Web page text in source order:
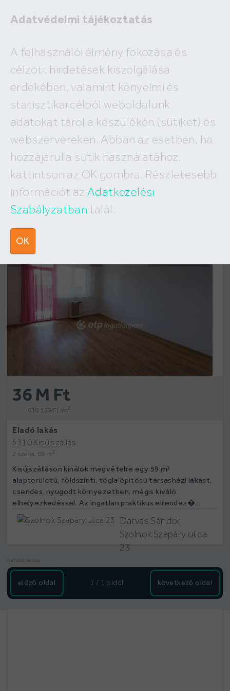
Adatvédelmi tájékoztatás
A felhasználói élmény fokozása és
célzott hirdetések kiszolgálása
érdekében, valamint kényelmi és
statisztikai célból weboldalunk
adatokat tárol a készülékén (sütiket) és
webszervereken. Abban az esetben, ha
hozzájárul a sütik használatához,
kattintson az OK gombra. Részletesebb
információt az Adatkezelési
Szabályzatban talál.
OK
Eladó
Kiadó
Kisújszállás ×
Budapest Megyék, városok
I. kerület
III. kerület
XI. kerület
XXII. kerület
IV. kerület
VI. kerület
VII. kerület
VIII. kerület
IX. kerület
X. kerület
XV. kerület
XVII. kerület
XVIII. kerület
XX. kerület
Keresés
Eladó Kisújszállási lakások
találat, megjelenítve
14
36 M Ft
610 169 Ft /m2
Eladó lakás
5310 Kisújszállás
2 szoba, 59 m 2
Kisújszálláson kínálok megvételre egy 59 m²
alapterületű, földszinti, tégla építésű társasházi lakást,
csendes, nyugodt környezetben, mégis kiváló
elhelyezkedéssel. Az ingatlan praktikus elrendez�...
Darvas Sándor
Szolnok Szapáry utca
23
0.8712420463562
előző oldal 1 / 1 oldal következő oldal